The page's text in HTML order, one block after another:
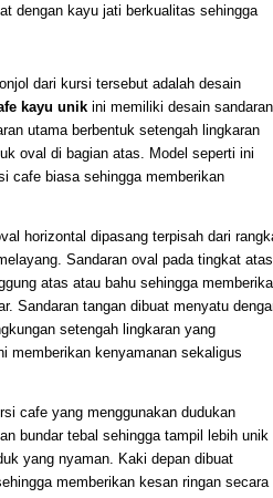
dengan kayu jati berkualitas sehingga
dari kursi tersebut adalah desain
kayu unik ini memiliki desain sandaran
utama berbentuk setengah lingkaran
oval di bagian atas. Model seperti ini
cafe biasa sehingga memberikan
horizontal dipasang terpisah dari
Sandaran oval pada tingkat atas
atas atau bahu sehingga
Sandaran tangan dibuat menyatu
setengah lingkaran yang
memberikan kenyamanan sekaligus
cafe yang menggunakan dudukan
bundar tebal sehingga tampil lebih unik
yang nyaman. Kaki depan dibuat
memberikan kesan ringan secara